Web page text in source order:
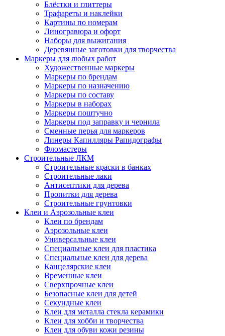
Блёстки и глиттеры
Трафареты и наклейки
Картины по номерам
Линогравюра и офорт
Наборы для выжигания
Деревянные заготовки для творчества
Маркеры для любых работ
Художественные маркеры
Маркеры по брендам
Маркеры по назначению
Маркеры по составу
Маркеры в наборах
Маркеры поштучно
Маркеры под заправку и чернила
Сменные перья для маркеров
Линеры Капилляры Рапидографы
Фломастеры
Строительные ЛКМ
Строительные краски в банках
Строительные лаки
Антисептики для дерева
Пропитки для дерева
Строительные грунтовки
Клеи и Аэрозольные клеи
Клеи по брендам
Аэрозольные клеи
Универсальные клеи
Специальные клеи для пластика
Специальные клеи для дерева
Канцелярские клеи
Временные клеи
Сверхпрочные клеи
Безопасные клеи для детей
Секундные клеи
Клеи для металла стекла керамики
Клеи для хобби и творчества
Клеи для обуви кожи резины